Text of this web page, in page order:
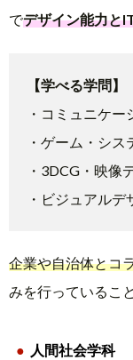
でデザイン能力と
【学べる学問】
・コミュニケ
・ゲーム・シ
・3DCG・映像
・ビジュアルデ
企業や自治体とコ
みを行っているこ
人間社会学科